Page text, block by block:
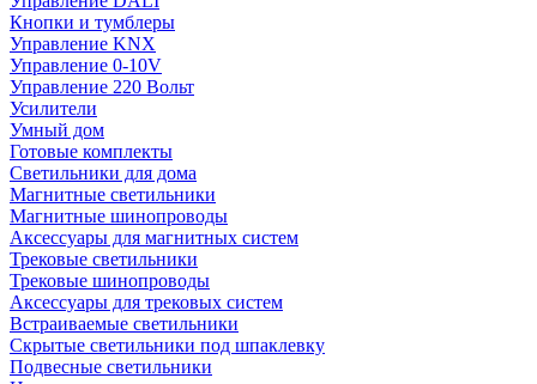
Кнопки и тумблеры
Управление KNX
Управление 0-10V
Управление 220 Вольт
Усилители
Умный дом
Готовые комплекты
Светильники для дома
Магнитные светильники
Магнитные шинопроводы
Аксессуары для магнитных систем
Трековые светильники
Трековые шинопроводы
Аксессуары для трековых систем
Встраиваемые светильники
Скрытые светильники под шпаклевку
Подвесные светильники